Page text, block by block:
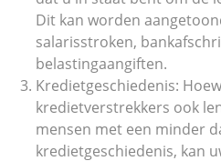
Dit kan worden
salarisstroken,
belastingaangiften.
Kredietgeschiedenis:
kredietverstrekkers ook
mensen met een minder
kredietgeschiedenis, kan